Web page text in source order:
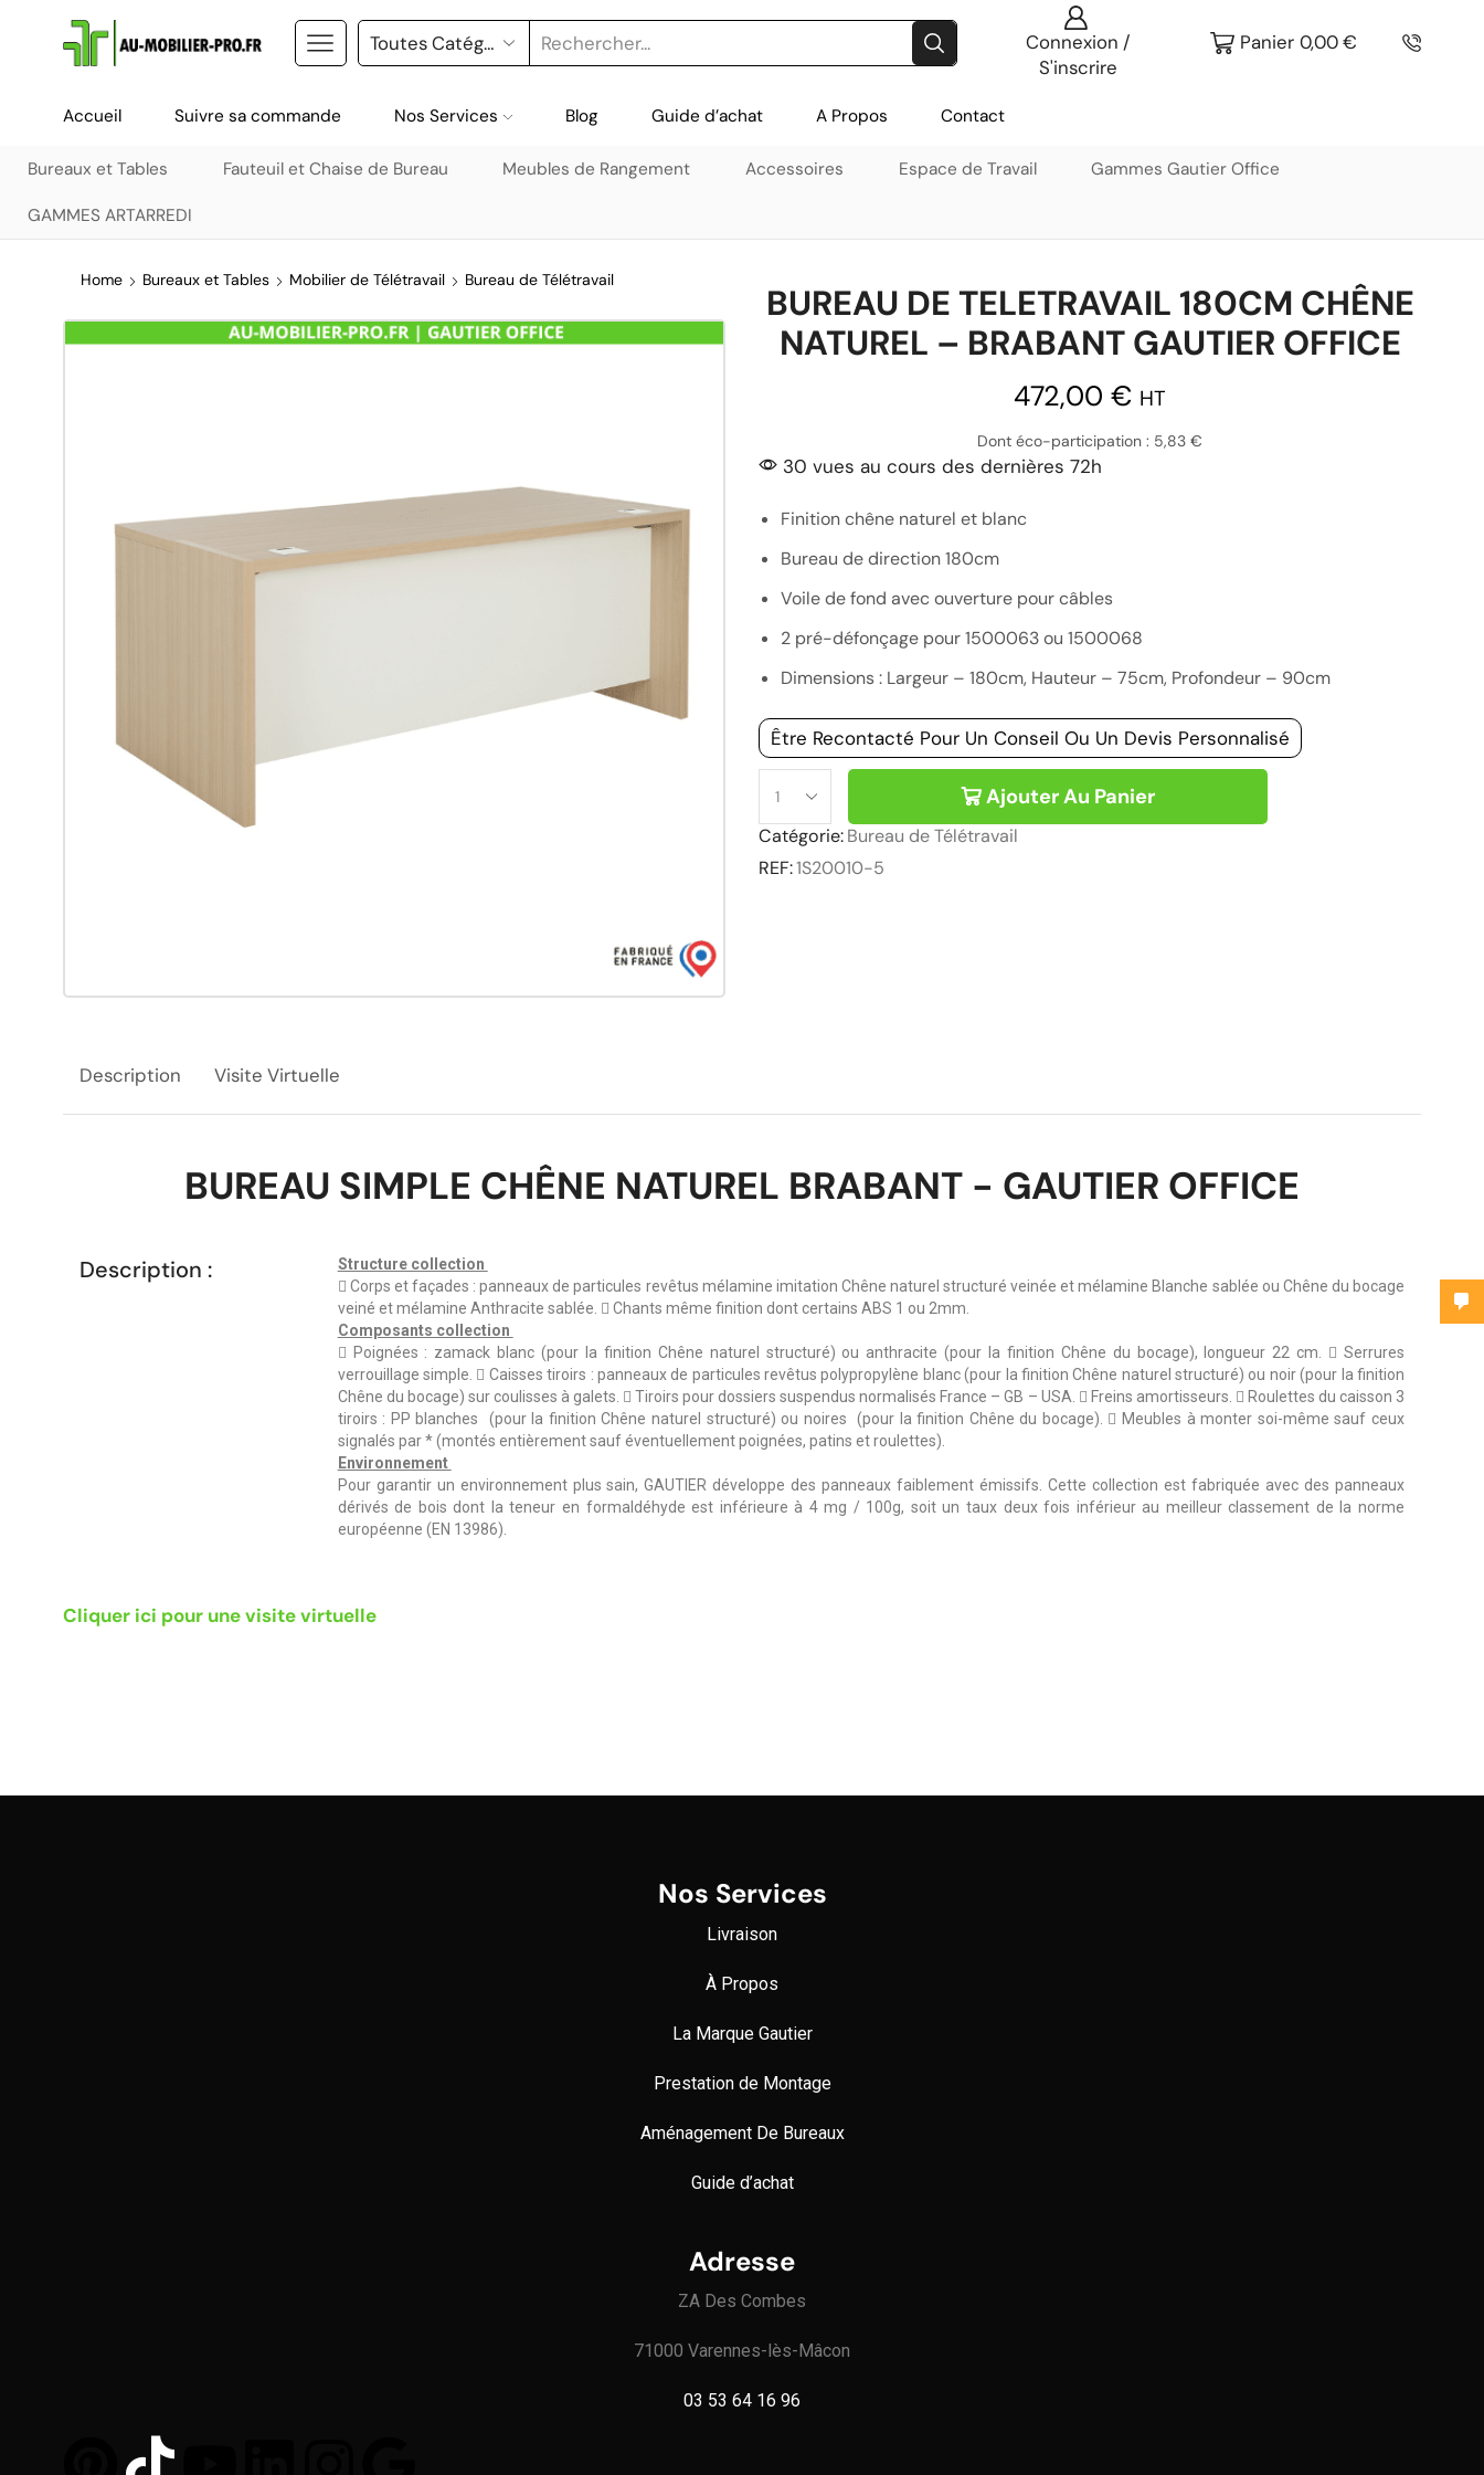
Connexion /
S'inscrire
Panier 0,00€
Accueil Suivre sa commande Nos Services Blog Guide d’achat A Propos Contact
Bureaux et Tables Fauteuil et Chaise de Bureau Meubles de Rangement Accessoires Espace de Travail Gammes Gautier Office
GAMMES ARTARREDI
Home Bureaux et Tables Mobilier de Télétravail Bureau de Télétravail
BUREAU DE TELETRAVAIL 180CM CHÊNE
NATUREL – BRABANT GAUTIER OFFICE
472,00 € HT
Dont éco-participation : 5,83 €
30 vues au cours des dernières 72h
Finition chêne naturel et blanc
Bureau de direction 180cm
Voile de fond avec ouverture pour câbles
2 pré-défonçage pour 1500063 ou 1500068
Dimensions : Largeur – 180cm, Hauteur – 75cm, Profondeur – 90cm
Être Recontacté Pour Un Conseil Ou Un Devis Personnalisé
Ajouter Au Panier
Catégorie:Bureau de Télétravail
REF:1S20010-5
Description Visite Virtuelle
BUREAU SIMPLE CHÊNE NATUREL BRABANT - GAUTIER OFFICE
Description :
Structure collection
 Corps et façades : panneaux de particules revêtus mélamine imitation Chêne naturel structuré veinée et mélamine Blanche sablée ou Chêne du bocage
veiné et mélamine Anthracite sablée.  Chants même finition dont certains ABS 1 ou 2mm.
Composants collection
 Poignées : zamack blanc (pour la finition Chêne naturel structuré) ou anthracite (pour la finition Chêne du bocage), longueur 22 cm.  Serrures
verrouillage simple.  Caisses tiroirs : panneaux de particules revêtus polypropylène blanc (pour la finition Chêne naturel structuré) ou noir (pour la finition
Chêne du bocage) sur coulisses à galets.  Tiroirs pour dossiers suspendus normalisés France – GB – USA.  Freins amortisseurs.  Roulettes du caisson 3
tiroirs : PP blanches (pour la finition Chêne naturel structuré) ou noires (pour la finition Chêne du bocage).  Meubles à monter soi-même sauf ceux
signalés par * (montés entièrement sauf éventuellement poignées, patins et roulettes).
Environnement
Pour garantir un environnement plus sain, GAUTIER développe des panneaux faiblement émissifs. Cette collection est fabriquée avec des panneaux
dérivés de bois dont la teneur en formaldéhyde est inférieure à 4 mg / 100g, soit un taux deux fois inférieur au meilleur classement de la norme
européenne (EN 13986).
Cliquer ici pour une visite virtuelle
Nos Services
Livraison
À Propos
La Marque Gautier
Prestation de Montage
Aménagement De Bureaux
Guide d’achat
Adresse
ZA Des Combes
71000 Varennes-lès-Mâcon
03 53 64 16 96